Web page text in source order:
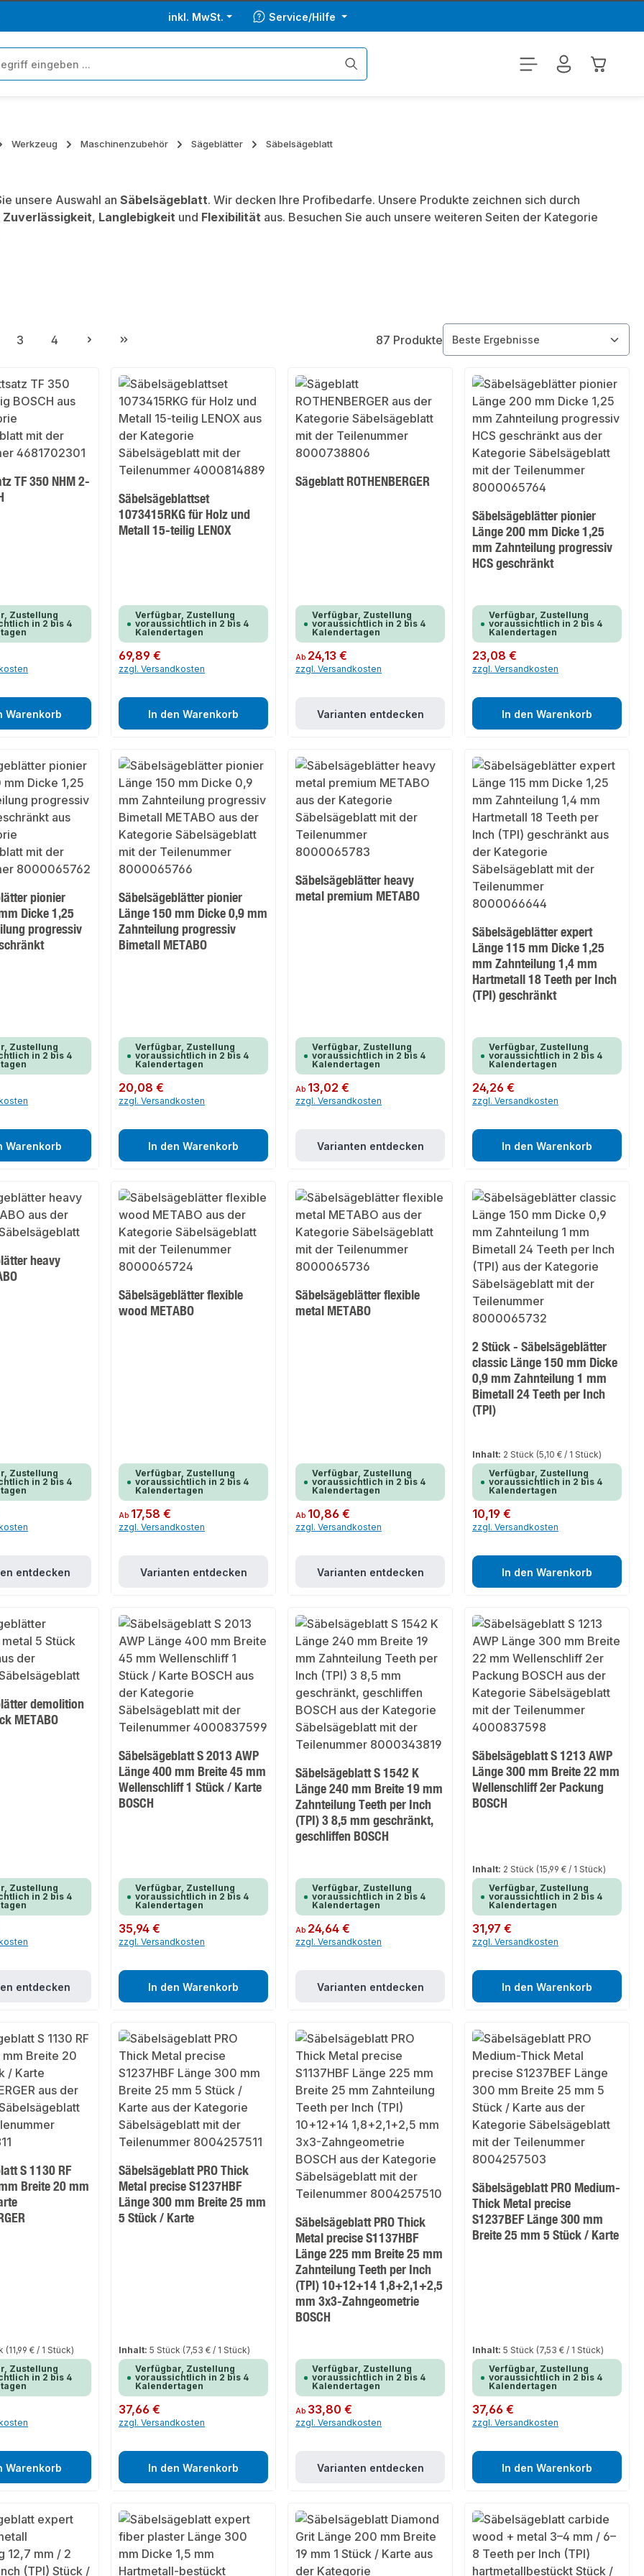
inkl. MwSt. Service/Hilfe
Werkzeug Maschinenzubehör Sägeblätter Säbelsägeblatt
unsere Auswahl an Säbelsägeblatt. Wir decken Ihre Profibedarfe. Unsere Produkte zeichnen sich durch
Zuverlässigkeit, Langlebigkeit und Flexibilität aus. Besuchen Sie auch unsere weiteren Seiten der Kategorie
Seite
3
Seite
4 87 Produkte
TF 350 NHM 2-
Zustellung
in 2 bis 4
Warenkorb
Säbelsägeblattset
1073415RKG für Holz und
Metall 15-teilig LENOX
Verfügbar, Zustellung
voraussichtlich in 2 bis 4
Kalendertagen
Regulärer Preis:
69,89 €
zzgl. Versandkosten
In den Warenkorb
Sägeblatt ROTHENBERGER
Verfügbar, Zustellung
voraussichtlich in 2 bis 4
Kalendertagen
Regulärer Preis:
Ab 24,13 €
zzgl. Versandkosten
Varianten entdecken
Säbelsägeblätter pionier
Länge 200 mm Dicke 1,25
mm Zahnteilung progressiv
HCS geschränkt
Verfügbar, Zustellung
voraussichtlich in 2 bis 4
Kalendertagen
Regulärer Preis:
23,08 €
zzgl. Versandkosten
In den Warenkorb
pionier
Dicke 1,25
progressiv
Zustellung
in 2 bis 4
Warenkorb
Säbelsägeblätter pionier
Länge 150 mm Dicke 0,9 mm
Zahnteilung progressiv
Bimetall METABO
Verfügbar, Zustellung
voraussichtlich in 2 bis 4
Kalendertagen
Regulärer Preis:
20,08 €
zzgl. Versandkosten
In den Warenkorb
Säbelsägeblätter heavy
metal premium METABO
Verfügbar, Zustellung
voraussichtlich in 2 bis 4
Kalendertagen
Regulärer Preis:
Ab 13,02 €
zzgl. Versandkosten
Varianten entdecken
Säbelsägeblätter expert
Länge 115 mm Dicke 1,25
mm Zahnteilung 1,4 mm
Hartmetall 18 Teeth per Inch
(TPI) geschränkt
Verfügbar, Zustellung
voraussichtlich in 2 bis 4
Kalendertagen
Regulärer Preis:
24,26 €
zzgl. Versandkosten
In den Warenkorb
heavy
Zustellung
in 2 bis 4
entdecken
Säbelsägeblätter flexible
wood METABO
Verfügbar, Zustellung
voraussichtlich in 2 bis 4
Kalendertagen
Regulärer Preis:
Ab 17,58 €
zzgl. Versandkosten
Varianten entdecken
Säbelsägeblätter flexible
metal METABO
Verfügbar, Zustellung
voraussichtlich in 2 bis 4
Kalendertagen
Regulärer Preis:
Ab 10,86 €
zzgl. Versandkosten
Varianten entdecken
2 Stück - Säbelsägeblätter
classic Länge 150 mm Dicke
0,9 mm Zahnteilung 1 mm
Bimetall 24 Teeth per Inch
(TPI)
Inhalt: 2 Stück (5,10 € / 1 Stück)
Verfügbar, Zustellung
voraussichtlich in 2 bis 4
Kalendertagen
Regulärer Preis:
10,19 €
zzgl. Versandkosten
In den Warenkorb
demolition
METABO
Zustellung
in 2 bis 4
entdecken
Säbelsägeblatt S 2013 AWP
Länge 400 mm Breite 45 mm
Wellenschliff 1 Stück / Karte
BOSCH
Verfügbar, Zustellung
voraussichtlich in 2 bis 4
Kalendertagen
Regulärer Preis:
35,94 €
zzgl. Versandkosten
In den Warenkorb
Säbelsägeblatt S 1542 K
Länge 240 mm Breite 19 mm
Zahnteilung Teeth per Inch
(TPI) 3 8,5 mm geschränkt,
geschliffen BOSCH
Verfügbar, Zustellung
voraussichtlich in 2 bis 4
Kalendertagen
Regulärer Preis:
Ab 24,64 €
zzgl. Versandkosten
Varianten entdecken
Säbelsägeblatt S 1213 AWP
Länge 300 mm Breite 22 mm
Wellenschliff 2er Packung
BOSCH
Inhalt: 2 Stück (15,99 € / 1 Stück)
Verfügbar, Zustellung
voraussichtlich in 2 bis 4
Kalendertagen
Regulärer Preis:
31,97 €
zzgl. Versandkosten
In den Warenkorb
S 1130 RF
Breite 20 mm
(11,99 € / 1 Stück)
Zustellung
in 2 bis 4
Warenkorb
Säbelsägeblatt PRO Thick
Metal precise S1237HBF
Länge 300 mm Breite 25 mm
5 Stück / Karte
Inhalt:5 Stück (7,53 € / 1 Stück)
Verfügbar, Zustellung
voraussichtlich in 2 bis 4
Kalendertagen
Regulärer Preis:
37,66 €
zzgl. Versandkosten
In den Warenkorb
Säbelsägeblatt PRO Thick
Metal precise S1137HBF
Länge 225 mm Breite 25 mm
Zahnteilung Teeth per Inch
(TPI) 10+12+14 1,8+2,1+2,5
mm 3x3-Zahngeometrie
BOSCH
Verfügbar, Zustellung
voraussichtlich in 2 bis 4
Kalendertagen
Regulärer Preis:
Ab 33,80 €
zzgl. Versandkosten
Varianten entdecken
Säbelsägeblatt PRO Medium-
Thick Metal precise
S1237BEF Länge 300 mm
Breite 25 mm 5 Stück / Karte
Inhalt:5 Stück (7,53 € / 1 Stück)
Verfügbar, Zustellung
voraussichtlich in 2 bis 4
Kalendertagen
Regulärer Preis:
37,66 €
zzgl. Versandkosten
In den Warenkorb